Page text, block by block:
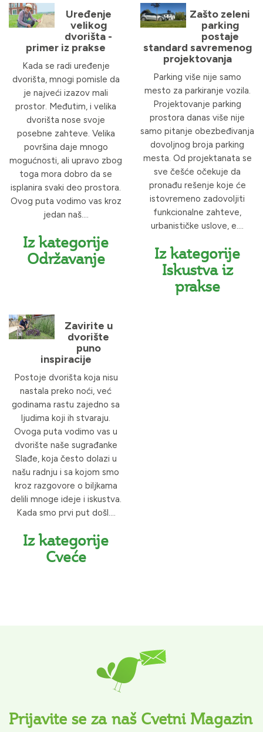
Uređenje
velikog
dvorišta -
primer iz prakse
Kada se radi uređenje
dvorišta, mnogi pomisle da
je najveći izazov mali
prostor. Međutim, i velika
dvorišta nose svoje
posebne zahteve. Velika
površina daje mnogo
mogućnosti, ali upravo zbog
toga mora dobro da se
isplanira svaki deo prostora.
Ovog puta vodimo vas kroz
jedan naš....
Iz kategorije
Održavanje
Zašto zeleni
parking
postaje
standard savremenog
projektovanja
Parking više nije samo
mesto za parkiranje vozila.
Projektovanje parking
prostora danas više nije
samo pitanje obezbeđivanja
dovoljnog broja parking
mesta. Od projektanata se
sve češće očekuje da
pronađu rešenje koje će
istovremeno zadovoljiti
funkcionalne zahteve,
urbanističke uslove, e....
Iz kategorije
Iskustva iz
prakse
Zavirite u
dvorište
puno
inspiracije
Postoje dvorišta koja nisu
nastala preko noći, već
godinama rastu zajedno sa
ljudima koji ih stvaraju.
Ovoga puta vodimo vas u
dvorište naše sugrađanke
Slađe, koja često dolazi u
našu radnju i sa kojom smo
kroz razgovore o biljkama
delili mnoge ideje i iskustva.
Kada smo prvi put došl....
Iz kategorije
Cveće
Prijavite se za naš Cvetni Magazin